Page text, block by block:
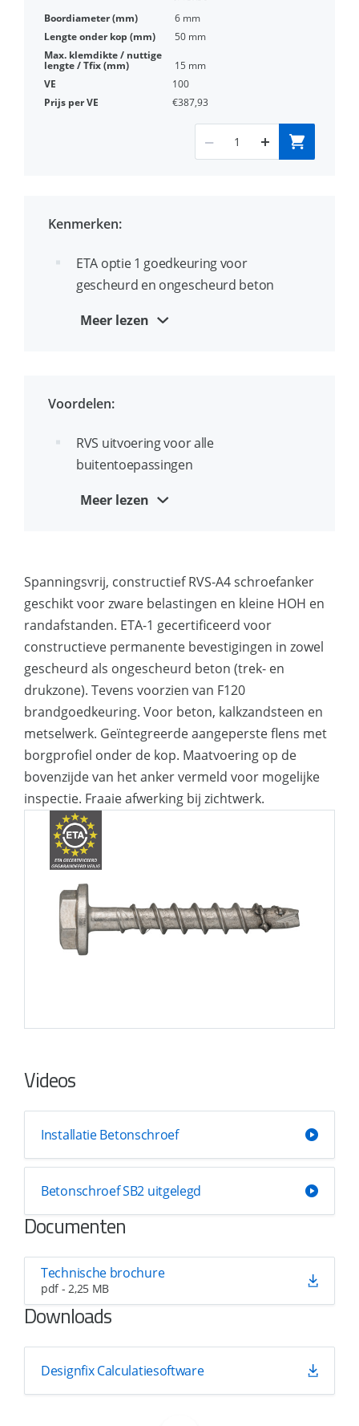
Videos
Installatie Betonschroef
Betonschroef SB2 uitgelegd
Documenten
Technische brochure
pdf - 2,25 MB
Downloads
Designfix Calculatiesoftware
6 mm
50 mm
15 mm
100
€387,93
Kenmerken:
ETA optie 1 goedkeuring voor
gescheurd en ongescheurd beton
Zwaarlast schroefanker zonder losse
Geschikt voor ondergronden met zowel
hoge als geringe drukvastheid: beton,
kanaalplaat, volle steen
Geschikt voor doorsteekmontage
Eenvoudige identificatie boordiameter
en buitendraaddiameter: bijvoorbeeld 8
(10)
Meer lezen
Voordelen:
RVS uitvoering voor alle
buitentoepassingen
Dicht aan de rand bruikbaar
Geen momentsleutel nodig
Vertanding onder de kop voor betere
fixatie van het werkstuk
Compleet verwijderbaar en beperkt
herbruikbaar in geval van tijdelijke
verankeringen
Esthetische afwerking
Geschikt voor kleine randafstanden
Meer lezen
Spanningsvrij, constructief RVS-A4 schroefanker
geschikt voor zware belastingen en kleine HOH en
randafstanden. ETA-1 gecertificeerd voor
constructieve permanente bevestigingen in zowel
gescheurd als ongescheurd beton (trek- en
drukzone). Tevens voorzien van F120
brandgoedkeuring. Voor beton, kalkzandsteen en
metselwerk. Geïntegreerde aangeperste flens met
borgprofiel onder de kop. Maatvoering op de
bovenzijde van het anker vermeld voor mogelijke
inspectie. Fraaie afwerking bij zichtwerk.